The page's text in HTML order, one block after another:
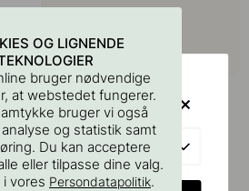
OG LIGNENDE
bruger nødvendige
at webstedet fungerer.
bruger vi også
og statistik samt
Du kan acceptere
eller tilpasse dine valg.
vores Persondatapolitik.
VISIT?